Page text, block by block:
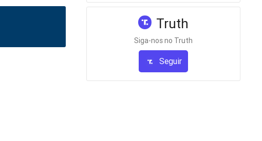
Truth
Siga-nos no Truth
Seguir